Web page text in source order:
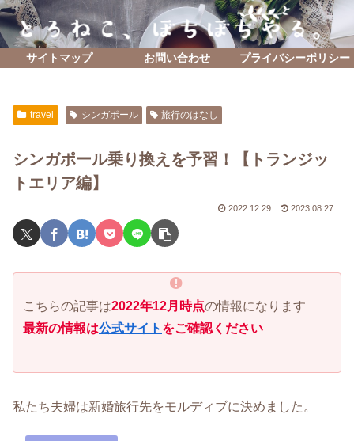
サイトマップ お問い合わせ プライバシーポリシー
travel シンガポール 旅行のはなし
シンガポール乗り換えを予習！【トランジッ
トエリア編】
2022.12.29 2023.08.27
こちらの記事は2022年12月時点の情報になります
最新の情報は公式サイト をご確認ください
私たち夫婦は新婚旅行先をモルディブに決めました。